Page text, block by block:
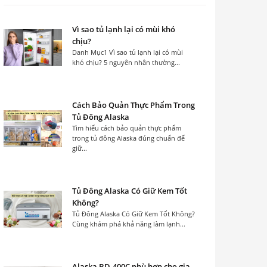
Vì sao tủ lạnh lại có mùi khó
chịu?
Danh Mục1 Vì sao tủ lạnh lại có mùi
khó chịu? 5 nguyên nhân thường...
Cách Bảo Quản Thực Phẩm Trong
Tủ Đông Alaska
Tìm hiểu cách bảo quản thực phẩm
trong tủ đông Alaska đúng chuẩn để
giữ...
Tủ Đông Alaska Có Giữ Kem Tốt
Không?
Tủ Đông Alaska Có Giữ Kem Tốt Không?
Cùng khám phá khả năng làm lạnh...